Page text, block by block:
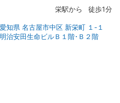
木曜日：10:00 - 19:00
金曜日：10:00 - 19:00
土曜日：10:00 - 19:00
栄駅から 徒歩1分
愛知県 名古屋市中区 新栄町 １-１
明治安田生命ビルＢ１階･Ｂ２階